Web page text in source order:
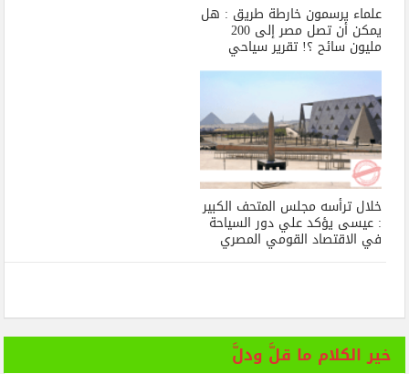
علماء يرسمون خارطة طريق : هل
يمكن أن تصل مصر إلى 200
مليون سائح ؟! تقرير سياحي
خلال ترأسه مجلس المتحف الكبير
: عيسى يؤكد علي دور السياحة
في الاقتصاد القومي المصري
خير الكلام ما قلَّ ودلَّ